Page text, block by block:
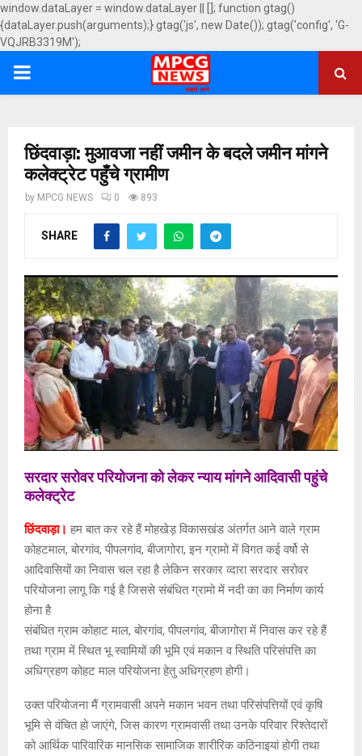
window.dataLayer = window.dataLayer || []; function gtag()
{dataLayer.push(arguments);} gtag('js', new Date()); gtag('config', 'G-
VQJRB3319M');
PRIMARY
छिंदवाड़ा: मुआवजा नहीं जमीन के बदले जमीन मांगने
कलेक्ट्रेट पहुँचे ग्रामीण
by MPCG NEWS 0 893
SHARE
सरदार सरोवर परियोजना को लेकर न्याय मांगने आदिवासी पहुंचे
कलेक्ट्रेट
छिंदवाड़ा। हम बात कर रहे हैं मोहखेड़ विकासखंड अंतर्गत आने वाले ग्राम
कोहटमाल, बोरगांव, पीपलगांव, बीजागोरा, इन ग्रामो में विगत कई वर्षो से
आदिवासियों का निवास चल रहा है लेकिन सरकार व्दारा सरदार सरोवर
परियोजना लागू कि गई है जिससे संबंधित ग्रामो में नदी का का निर्माण कार्य
होना है
संबंधित ग्राम कोहाट माल, बोरगांव, पीपलगांव, बीजागोरा में निवास कर रहे हैं
तथा ग्राम में स्थित भू स्वामियों की भूमि एवं मकान व स्थिति परिसंपत्ति का
अधिग्रहण कोहट माल परियोजना हेतु अधिग्रहण होगी।
उक्त परियोजना मैं ग्रामवासी अपने मकान भवन तथा परिसंपत्तियों एवं कृषि
भूमि से वंचित हो जाएंगे, जिस कारण ग्रामवासी तथा उनके परिवार रिश्तेदारों
को आर्थिक पारिवारिक मानसिक सामाजिक शारीरिक कठिनाइयां होगी तथा